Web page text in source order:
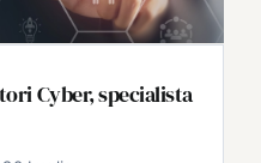
Cyber, specialista